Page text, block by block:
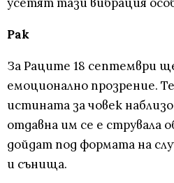
Рак
За Раците 18 септември
емоционално прозрение.
истината за човек
отдавна им се е струвала
дойдат под формата на
и сънища.